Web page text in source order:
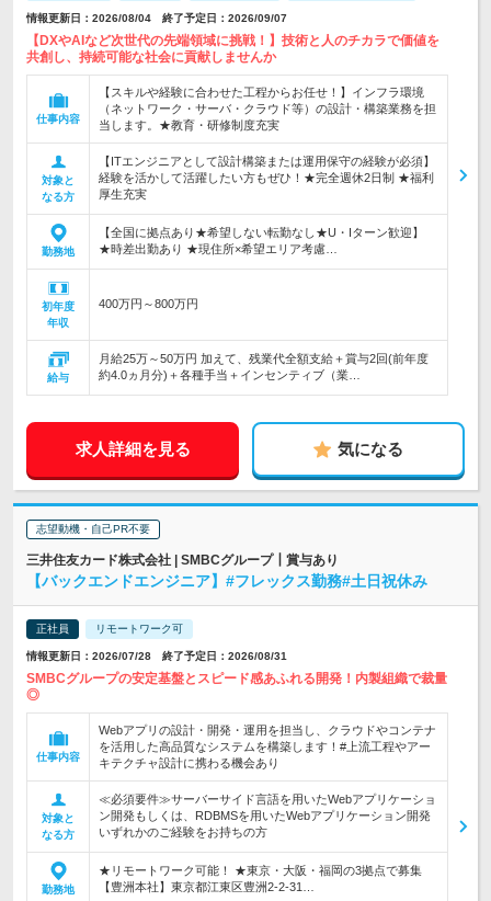
情報更新日：2026/08/04 終了予定日：2026/09/07
【DXやAIなど次世代の先端領域に挑戦！】技術と人のチカラで価値を
共創し、持続可能な社会に貢献しませんか
仕事内容
【スキルや経験に合わせた工程からお任せ！】インフラ環境
（ネットワーク・サーバ・クラウド等）の設計・構築業務を担
当します。★教育・研修制度充実
対象と
なる方
【ITエンジニアとして設計構築または運用保守の経験が必須】
経験を活かして活躍したい方もぜひ！★完全週休2日制 ★福利
厚生充実
勤務地
【全国に拠点あり★希望しない転勤なし★U・Iターン歓迎】
★時差出勤あり ★現住所×希望エリア考慮…
初年度
年収
400万円～800万円
給与
月給25万～50万円 加えて、残業代全額支給＋賞与2回(前年度
約4.0ヵ月分)＋各種手当＋インセンティブ（業…
求人詳細を見る 気になる
志望動機・自己PR不要
三井住友カード株式会社 | SMBCグループ┃賞与あり
【バックエンドエンジニア】#フレックス勤務#土日祝休み
正社員 リモートワーク可
情報更新日：2026/07/28 終了予定日：2026/08/31
SMBCグループの安定基盤とスピード感あふれる開発！内製組織で裁量
◎
仕事内容
Webアプリの設計・開発・運用を担当し、クラウドやコンテナ
を活用した高品質なシステムを構築します！#上流工程やアー
キテクチャ設計に携わる機会あり
対象と
なる方
≪必須要件≫サーバーサイド言語を用いたWebアプリケーショ
ン開発もしくは、RDBMSを用いたWebアプリケーション開発
いずれかのご経験をお持ちの方
勤務地
★リモートワーク可能！ ★東京・大阪・福岡の3拠点で募集
【豊洲本社】東京都江東区豊洲2-2-31…